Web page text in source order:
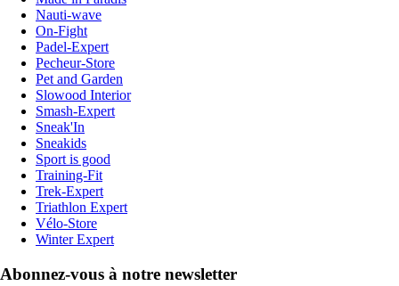
Nauti-wave
On-Fight
Padel-Expert
Pecheur-Store
Pet and Garden
Slowood Interior
Smash-Expert
Sneak'In
Sneakids
Sport is good
Training-Fit
Trek-Expert
Triathlon Expert
Vélo-Store
Winter Expert
Abonnez-vous à notre newsletter